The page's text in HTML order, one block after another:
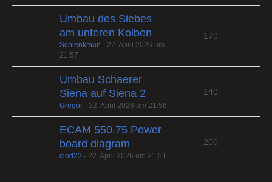
Umbau des Siebes
am unteren Kolben
Schlenkman - 22. April 2026 um
21:57
170
Umbau Schaerer
Siena auf Siena 2
Gregor - 22. April 2026 um 21:56
140
ECAM 550.75 Power
board diagram
clod22 - 22. April 2026 um 21:51
200